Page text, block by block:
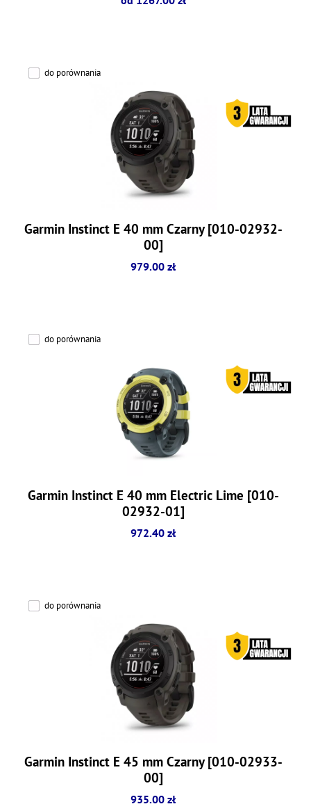
do porównania
Garmin Instinct E 40 mm Czarny [010-02932-
00]
979.00 zł
do porównania
Garmin Instinct E 40 mm Electric Lime [010-
02932-01]
972.40 zł
do porównania
Garmin Instinct E 45 mm Czarny [010-02933-
00]
935.00 zł